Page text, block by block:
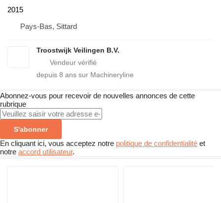
2015
Pays-Bas, Sittard
Troostwijk Veilingen B.V.
depuis 8 ans sur Machineryline
Abonnez-vous pour recevoir de nouvelles annonces de cette
rubrique
S'abonner
En cliquant ici, vous acceptez notre politique de confidentialité et
notre accord utilisateur.